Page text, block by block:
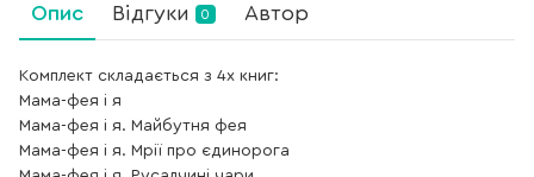
Опис Відгуки 0 Автор
Комплект складається з 4х книг:
Мама-фея і я
Мама-фея і я. Майбутня фея
Мама-фея і я. Мрії про єдинорога